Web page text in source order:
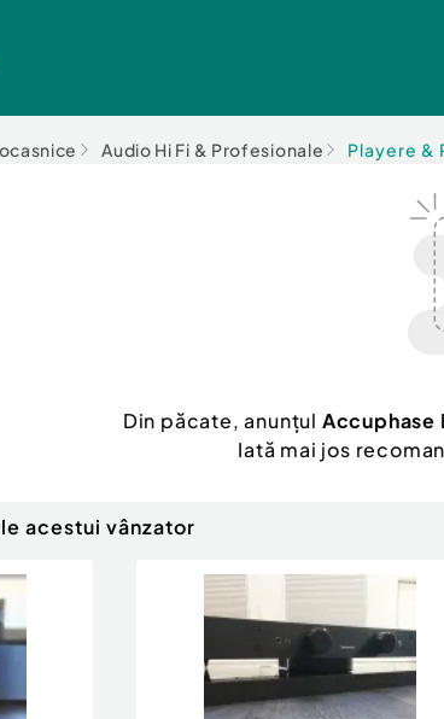
Audio Hi Fi & Profesionale Playere &
Din păcate, anunțul
Iată mai jos
acestui vânzator